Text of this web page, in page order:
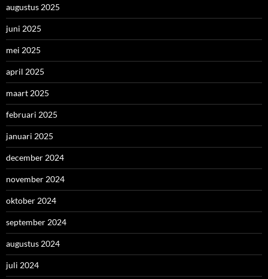
augustus 2025
juni 2025
mei 2025
april 2025
maart 2025
februari 2025
januari 2025
december 2024
november 2024
oktober 2024
september 2024
augustus 2024
juli 2024